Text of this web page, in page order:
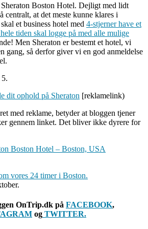
Boston Hotel. Dejligt med lidt
centralt, at det meste kunne klares i
et business hotel med 4-stjerner have et
tiden skal logge på med alle mulige
Men Sheraton er bestemt et hotel, vi
gang, så derfor giver vi en god anmeldelse
dit ophold på Sheraton [reklamelink)
med reklame, betyder at bloggen tjener
gennem linket. Det bliver ikke dyrere for
vores 24 timer i Boston.
OnTrip.dk på FACEBOOK,
og TWITTER.